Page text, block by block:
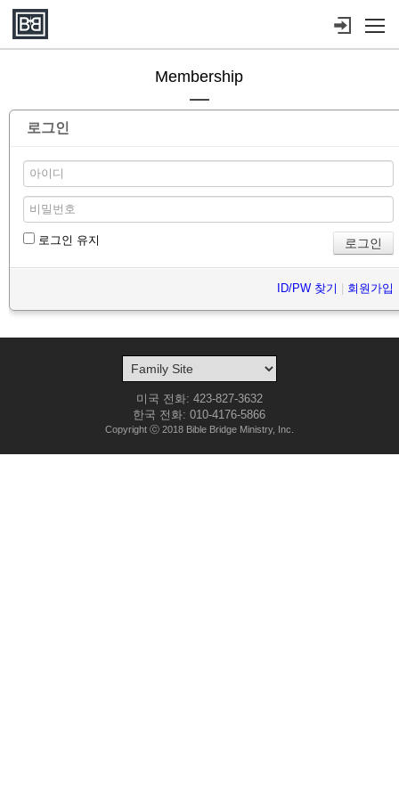
Membership
로그인
로그인 유지
ID/PW 찾기 회원가입
미국 전화: 423-827-3632
한국 전화: 010-4176-5866
Copyright ⓒ 2018 Bible Bridge Ministry, Inc.